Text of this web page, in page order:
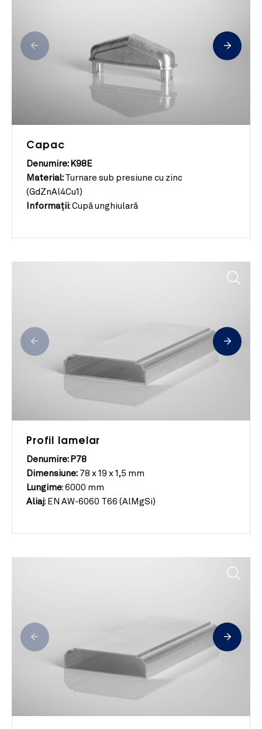
Capac
Denumire: K98E
Material: Turnare sub presiune cu zinc
(GdZnAl4Cu1)
Informații: Cupă unghiulară
Profil lamelar
Denumire: P78
Dimensiune: 78 x 19 x 1,5 mm
Lungime: 6000 mm
Aliaj: EN AW-6060 T66 (AlMgSi)